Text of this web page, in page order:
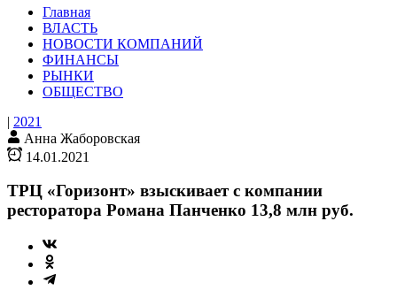
Главная
ВЛАСТЬ
НОВОСТИ КОМПАНИЙ
ФИНАНСЫ
РЫНКИ
ОБЩЕСТВО
| 2021
Анна Жаборовская
14.01.2021
ТРЦ «Горизонт» взыскивает с компании
ресторатора Романа Панченко 13,8 млн руб.